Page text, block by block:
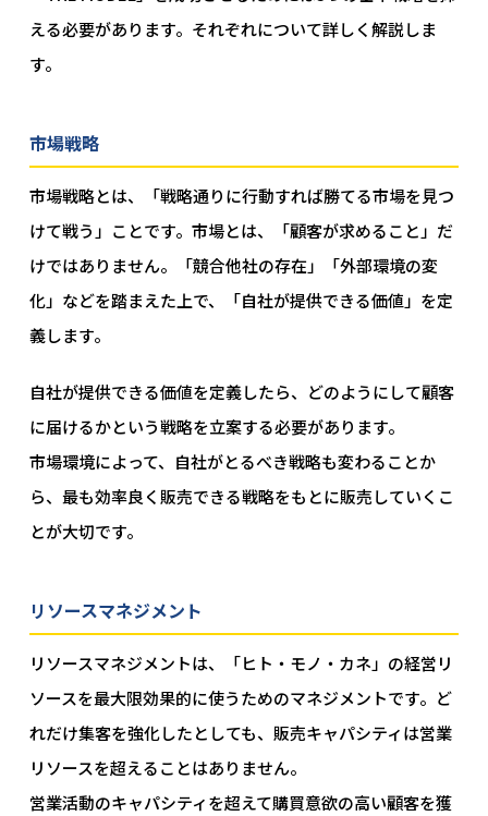
える必要があります。それぞれについて詳しく解説しま
す。
市場戦略
市場戦略とは、「戦略通りに行動すれば勝てる市場を見つ
けて戦う」ことです。市場とは、「顧客が求めること」だ
けではありません。「競合他社の存在」「外部環境の変
化」などを踏まえた上で、「自社が提供できる価値」を定
義します。
自社が提供できる価値を定義したら、どのようにして顧客
に届けるかという戦略を立案する必要があります。
市場環境によって、自社がとるべき戦略も変わることか
ら、最も効率良く販売できる戦略をもとに販売していくこ
とが大切です。
リソースマネジメント
リソースマネジメントは、「ヒト・モノ・カネ」の経営リ
ソースを最大限効果的に使うためのマネジメントです。ど
れだけ集客を強化したとしても、販売キャパシティは営業
リソースを超えることはありません。
営業活動のキャパシティを超えて購買意欲の高い顧客を獲